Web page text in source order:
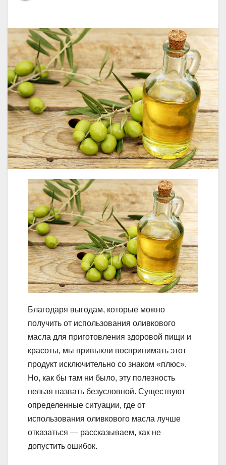
Благодаря выгодам, которые можно
получить от использования оливкового
масла для приготовления здоровой пищи и
красоты, мы привыкли воспринимать этот
продукт исключительно со знаком «плюс».
Но, как бы там ни было, эту полезность
нельзя назвать безусловной. Существуют
определенные ситуации, где от
использования оливкового масла лучше
отказаться — рассказываем, как не
допустить ошибок.